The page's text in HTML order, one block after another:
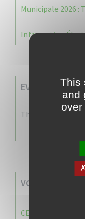
Municipale 2026 :
Information
EVENEMENTS A
There are no events
VOS SERVICES
CENTRE
This
and